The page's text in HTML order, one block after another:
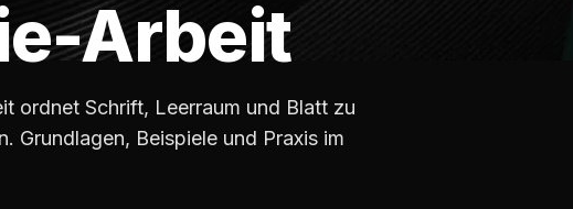
Arbeit
ordnet Schrift, Leerraum und Blatt zu
Grundlagen, Beispiele und Praxis im